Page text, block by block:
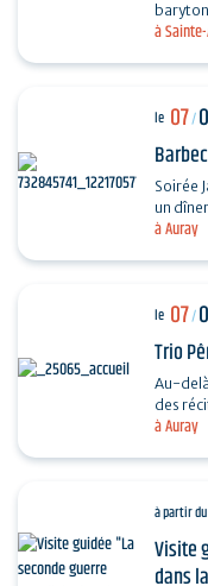
à
Antoine
à Auray
le 07/
Soirée Jazz
un dîner tout
Hôtel
à Auray
le 07/
Trio
Au-
des
à partir du
Visite
dans